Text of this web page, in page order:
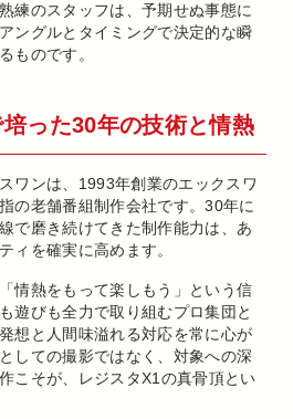
練のスタッフは、予期せぬ事態に
ングルとタイミングで決定的な瞬
ものです。
った30年の技術と情熱
ワンは、1993年創業のエックスワ
の老舗番組制作会社です。30年に
で磨き続けてきた制作能力は、あ
ィを確実に高めます。
情熱をもって楽しもう」という信
遊びも全力で取り組むプロ集団と
想と人間味溢れる対応を常に心が
しての撮影ではなく、対象への深
こそが、レジスタX1の真骨頂とい